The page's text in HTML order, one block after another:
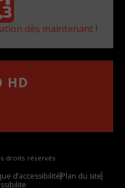
dès maintenant !
HD
droits réservés.
d’accessibilitéPlan du site